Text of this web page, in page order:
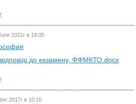
2021г в 19:05
до екзамену, ФФМКТО.docx
2017г в 10:10